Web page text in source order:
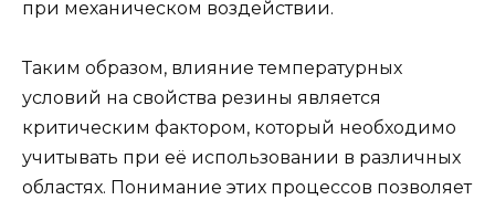
при механическом воздействии.
Таким образом, влияние температурных
условий на свойства резины является
критическим фактором, который необходимо
учитывать при её использовании в различных
областях. Понимание этих процессов позволяет